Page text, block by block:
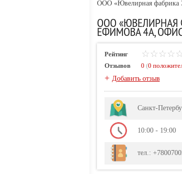
ООО «Ювелирная
ООО «ЮВЕЛИРНАЯ
ЕФИМОВА 4А,
Рейтинг
Отзывов
0 (0
+ Добавить отзыв
Санкт-
10:00 - 19:00
тел.: